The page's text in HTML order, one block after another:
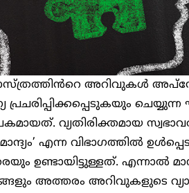
അറിവുകൾ
പ്രചരിപ്പിക്കപ്പെടുകയും
വ്യതിരിക്തമായ
എന്ന വിഭാഗത്തിൽ
ഉണ്ടായിട്ടുള്ളത്.
അത്തരം അറിവുകളുടെ